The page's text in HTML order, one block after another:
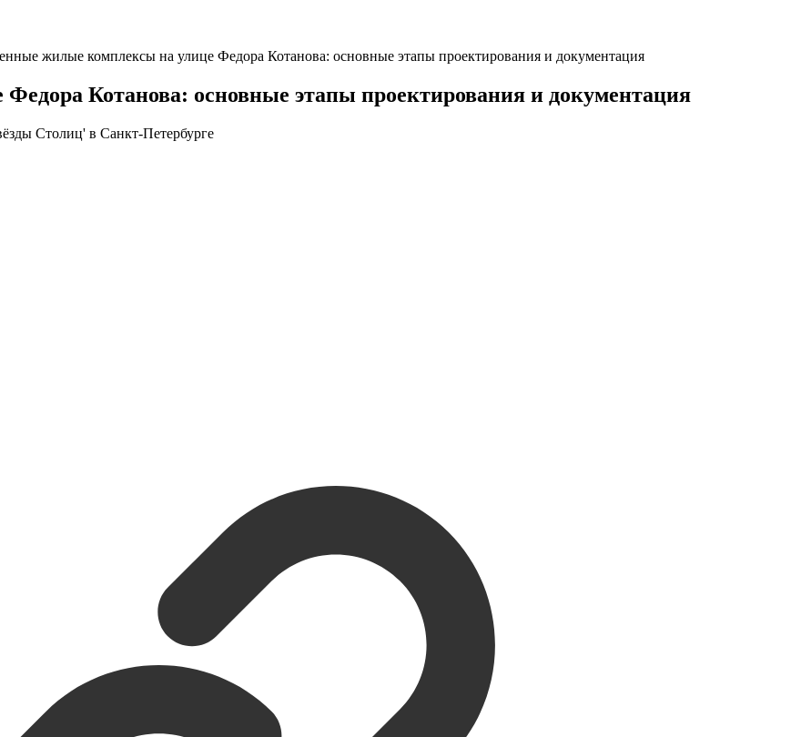
жилые комплексы на улице Федора Котанова: основные этапы проектирования и документация
Котанова: основные этапы проектирования и документация
Столиц' в Санкт-Петербурге